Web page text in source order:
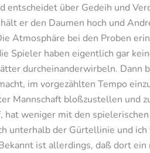
entscheidet über Gedeih und
er den Daumen hoch und
Atmosphäre bei den Proben
Spieler haben eigentlich gar
durcheinanderwirbeln. Dann
im vorgezählten Tempo
Mannschaft bloßzustellen und
hat weniger mit den
unterhalb der Gürtellinie und
ist allerdings, daß dort